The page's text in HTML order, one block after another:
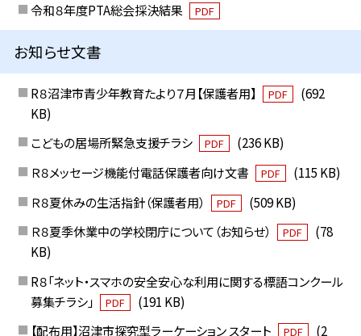
令和８年度PTA総会採決結果 PDF
お知らせ文書
R８沼津市青少年教育たより７月【保護者用】 PDF
(692
KB)
こどもの居場所緊急支援チラシ
PDF
(236 KB)
Ｒ８メッセージ機能付電話保護者向け文書
PDF
(115 KB)
Ｒ８夏休みの生活指針（保護者用）
PDF
(509 KB)
Ｒ８夏季休業中の学校閉庁について（お知らせ）
PDF
(78
KB)
R８「ネット・スマホの安全安心な利用に関する標語コンクール
募集チラシ」
PDF
(191 KB)
【配布用】沼津市探究型ラーケーション スタート
PDF
(2